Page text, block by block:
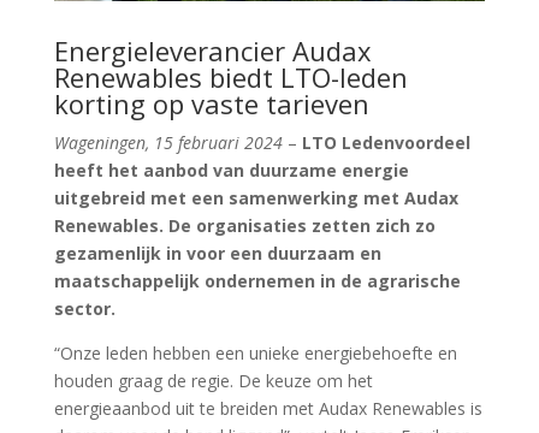
Energieleverancier Audax
Renewables biedt LTO-leden
korting op vaste tarieven
Wageningen, 15 februari 2024– LTO Ledenvoordeel
heeft het aanbod van duurzame energie
uitgebreid met een samenwerking met Audax
Renewables. De organisaties zetten zich zo
gezamenlijk in voor een duurzaam en
maatschappelijk ondernemen in de agrarische
sector.
“Onze leden hebben een unieke energiebehoefte en
houden graag de regie. De keuze om het
energieaanbod uit te breiden met Audax Renewables is